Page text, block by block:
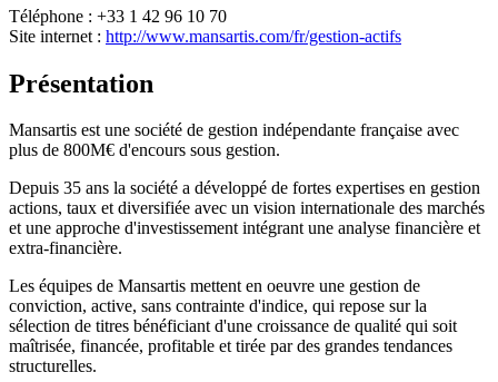
Téléphone : +33 1 42 96 10 70
Site internet : http://www.mansartis.com/fr/gestion-actifs
Présentation
Mansartis est une société de gestion indépendante française avec
plus de 800M€ d'encours sous gestion.
Depuis 35 ans la société a développé de fortes expertises en gestion
actions, taux et diversifiée avec un vision internationale des marchés
et une approche d'investissement intégrant une analyse financière et
extra-financière.
Les équipes de Mansartis mettent en oeuvre une gestion de
conviction, active, sans contrainte d'indice, qui repose sur la
sélection de titres bénéficiant d'une croissance de qualité qui soit
maîtrisée, financée, profitable et tirée par des grandes tendances
structurelles.